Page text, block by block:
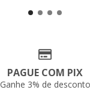
PAGUE COM PIX
Ganhe 3% de desconto